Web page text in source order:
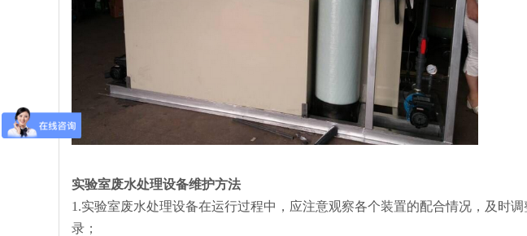
实验室废水处理设备维护方法
1.实验室废水处理设备在运行过程中，应注意观察各个装置的配合情况，及时
录；